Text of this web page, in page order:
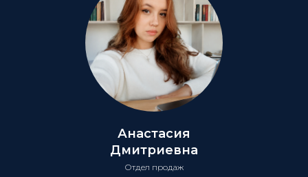
Анастасия
Дмитриевна
Отдел продаж